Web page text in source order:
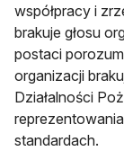
współpracy i
brakuje głosu
postaci
organizacji
Działalności
standardach.